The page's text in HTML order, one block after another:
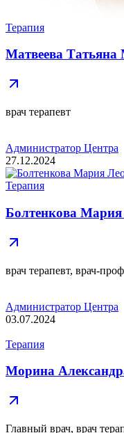
Терапия
Матвеева
врач терапевт
Администратор Центра
27.12.2024
Терапия
Болтенкова
врач терапевт, врач-
Администратор Центра
03.07.2024
Терапия
Морина
Главный врач, врач